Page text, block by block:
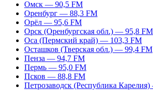
Омск — 90,5 FM
Оренбург — 88,3 FM
Орёл — 95,6 FM
Орск (Оренбургская обл.) — 95,8 FM
Оса (Пермский край) — 103,3 FM
Осташков (Тверская обл.) — 99,4 FM
Пенза — 94,7 FM
Пермь — 95,0 FM
Псков — 88,8 FM
Петрозаводск (Республика